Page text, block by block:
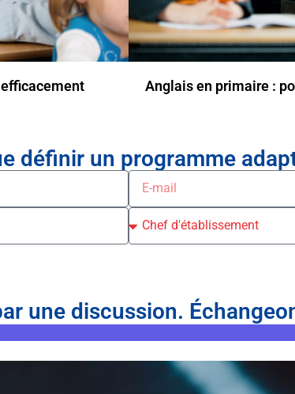
Anglais en primaire :
définir un programme
une discussion.